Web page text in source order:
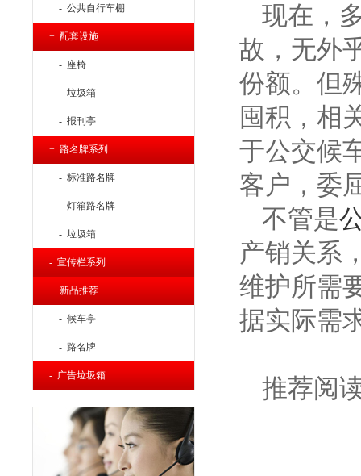
- 公共自行车棚
+ 配套设施
- 座椅
- 垃圾箱
- 报刊亭
+ 路名牌系列
- 标准路名牌
- 灯箱路名牌
- 垃圾箱
- 宣传栏系列
+ 新品推荐
- 候车亭
- 路名牌
- 广告垃圾箱
现在，
故，无外
份额。但
囤积，相
于公交候
客户，委
不管是
产销关系
维护所需
据实际需
推荐阅